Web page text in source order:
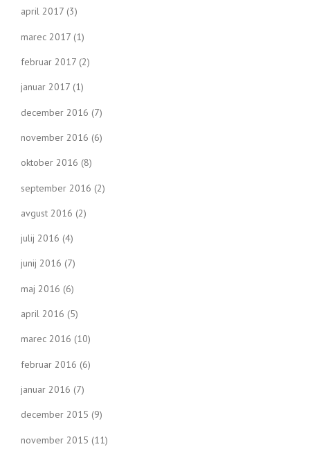
april 2017 (3)
marec 2017 (1)
februar 2017 (2)
januar 2017 (1)
december 2016 (7)
november 2016 (6)
oktober 2016 (8)
september 2016 (2)
avgust 2016 (2)
julij 2016 (4)
junij 2016 (7)
maj 2016 (6)
april 2016 (5)
marec 2016 (10)
februar 2016 (6)
januar 2016 (7)
december 2015 (9)
november 2015 (11)